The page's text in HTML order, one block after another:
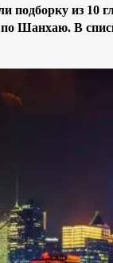
подборку из 10
Шанхаю. В